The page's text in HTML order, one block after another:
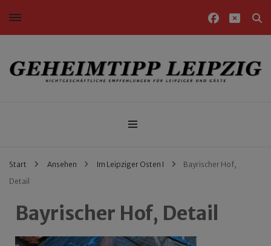
Nichtgeschäftliche Empfehlungen für Leipziger und Gäste
Start Ansehen Im Leipziger Osten I
Bayrischer Hof,
Detail
Bayrischer Hof, Detail